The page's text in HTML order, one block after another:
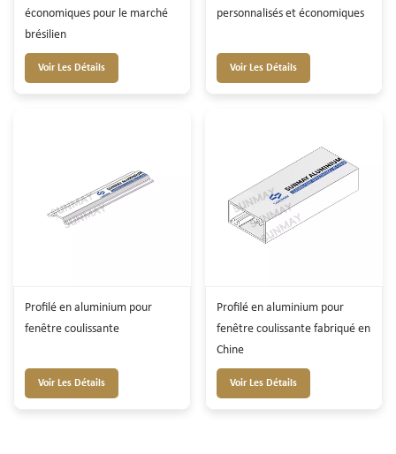
économiques pour le marché
brésilien
Voir Les Détails
personnalisés et économiques
Voir Les Détails
Profilé en aluminium pour
fenêtre coulissante
Voir Les Détails
Profilé en aluminium pour
fenêtre coulissante fabriqué en
Chine
Voir Les Détails